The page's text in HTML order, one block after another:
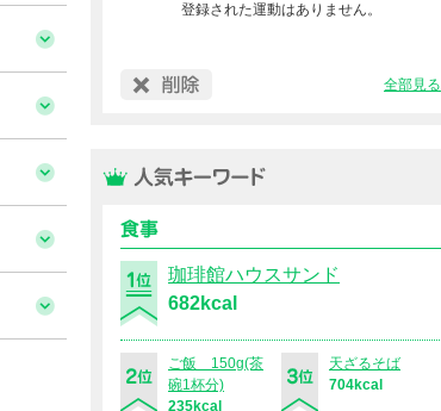
登録された運動はありません。
全部見る
珈琲館ハウスサンド
682kcal
ご飯 150g(茶
碗1杯分)
235kcal
天ざるそば
704kcal